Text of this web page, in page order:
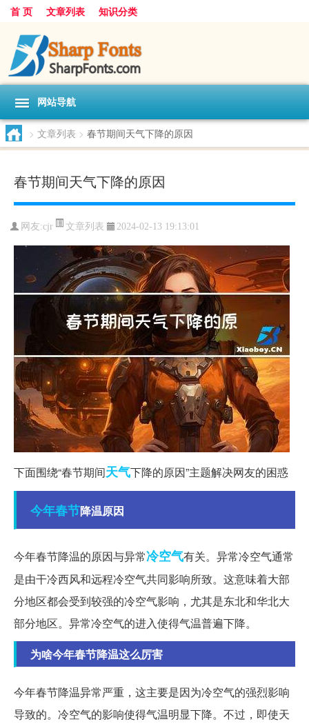
首 页 文章列表 知识分类
网站导航
> 文章列表 > 春节期间天气下降的原因
春节期间天气下降的原因
网友:cjr 文章列表 2024-02-13 19:13:01
下面围绕“春节期间天气下降的原因”主题解决网友的困惑
今年春节降温原因
今年春节降温的原因与异常冷空气有关。异常冷空气通常
是由干冷西风和远程冷空气共同影响所致。这意味着大部
分地区都会受到较强的冷空气影响，尤其是东北和华北大
部分地区。异常冷空气的进入使得气温普遍下降。
为啥今年春节降温这么厉害
今年春节降温异常严重，这主要是因为冷空气的强烈影响
导致的。冷空气的影响使得气温明显下降。不过，即使天